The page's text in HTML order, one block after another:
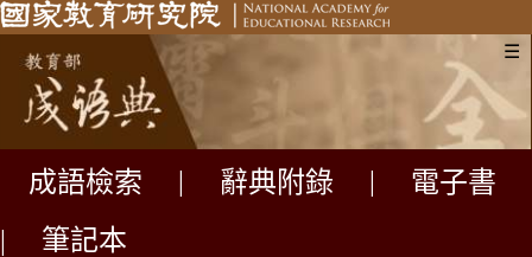
☰
成語檢索 辭典附錄
電子書
|
筆記本